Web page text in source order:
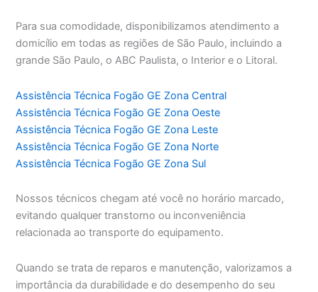
Para sua comodidade, disponibilizamos atendimento a
domicílio em todas as regiões de São Paulo, incluindo a
grande São Paulo, o ABC Paulista, o Interior e o Litoral.
Assistência Técnica Fogão GE Zona Central
Assistência Técnica Fogão GE Zona Oeste
Assistência Técnica Fogão GE Zona Leste
Assistência Técnica Fogão GE Zona Norte
Assistência Técnica Fogão GE Zona Sul
Nossos técnicos chegam até você no horário marcado,
evitando qualquer transtorno ou inconveniência
relacionada ao transporte do equipamento.
Quando se trata de reparos e manutenção, valorizamos a
importância da durabilidade e do desempenho do seu